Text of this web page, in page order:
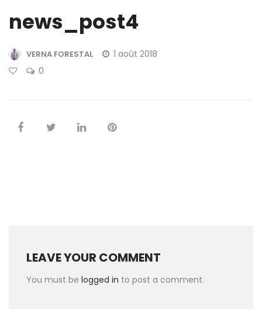
news_post4
VERNA FORESTAL
1 août 2018
0
LEAVE YOUR COMMENT
You must be logged in to post a comment.